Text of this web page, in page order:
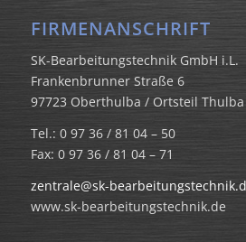
FIRMENANSCHRIFT
SK-Bearbeitungstechnik GmbH i.L.
Frankenbrunner Straße 6
97723 Oberthulba / Ortsteil Thulba
Tel.: 0 97 36 / 81 04 – 50
Fax: 0 97 36 / 81 04 – 71
zentrale@sk-
www.sk-bearbeitungstechnik.de